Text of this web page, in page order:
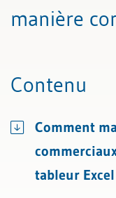
manière
Contenu
Comment
tableur